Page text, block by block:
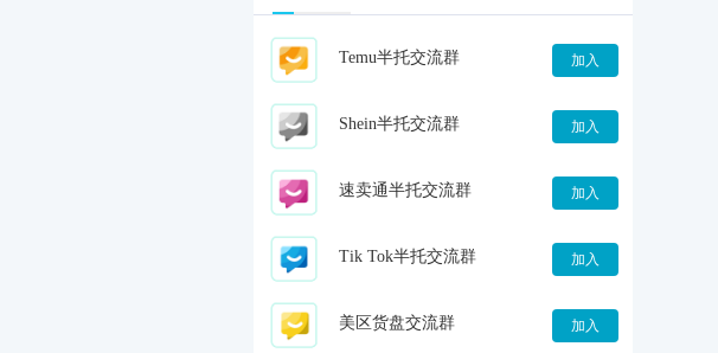
Temu半托交流群 加入
Shein半托交流群 加入
速卖通半托交流群 加入
Tik Tok半托交流群 加入
美区货盘交流群 加入